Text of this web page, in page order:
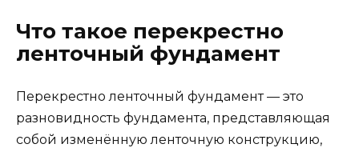
Что такое перекрестно
ленточный фундамент
Перекрестно ленточный фундамент — это
разновидность фундамента, представляющая
собой изменённую ленточную конструкцию,